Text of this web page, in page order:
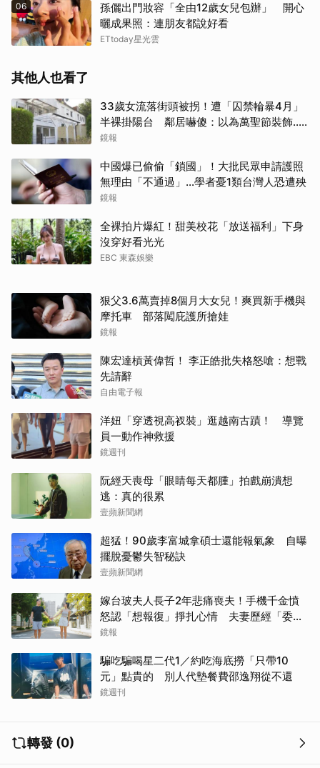
06
孫儷出門妝容「全由12歲女兒包辦」 開心
曬成果照：連朋友都說好看
ETtoday星光雲
其他人也看了
33歲女流落街頭被拐！遭「囚禁輪暴4月」
半裸掛陽台 鄰居嚇傻：以為萬聖節裝飾...
主謀竟與妻小同住
鏡報
中國爆已偷偷「鎖國」！大批民眾申請護照
無理由「不通過」...學者憂1類台灣人恐遭殃
鏡報
全裸拍片爆紅！甜美校花「放送福利」下身
沒穿好看光光
EBC 東森娛樂
狠父3.6萬賣掉8個月大女兒！爽買新手機與
摩托車 部落闖庇護所搶娃
鏡報
陳宏達槓黃偉哲！ 李正皓批失格怒嗆：想戰
先請辭
自由電子報
洋妞「穿透視高衩裝」逛越南古蹟！ 導覽
員一動作神救援
鏡週刊
阮經天喪母「眼睛每天都腫」拍戲崩潰想
逃：真的很累
壹蘋新聞網
超猛！90歲李富城拿碩士還能報氣象 自曝
擺脫憂鬱失智秘訣
壹蘋新聞網
嫁台玻夫人長子2年悲痛喪夫！手機千金憤
怒認「想報復」掙扎心情 夫妻歷經「委屈
與不平」只能安靜
鏡報
騙吃騙喝星二代1／約吃海底撈「只帶10
元」點貴的 別人代墊餐費邵逸翔從不還
鏡週刊
轉發 (0)